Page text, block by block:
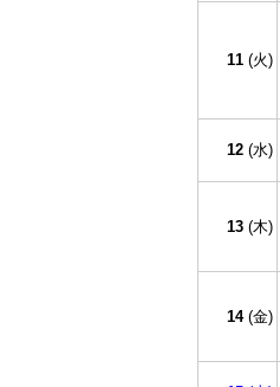
11 (火)
12 (水)
13 (木)
14(金)